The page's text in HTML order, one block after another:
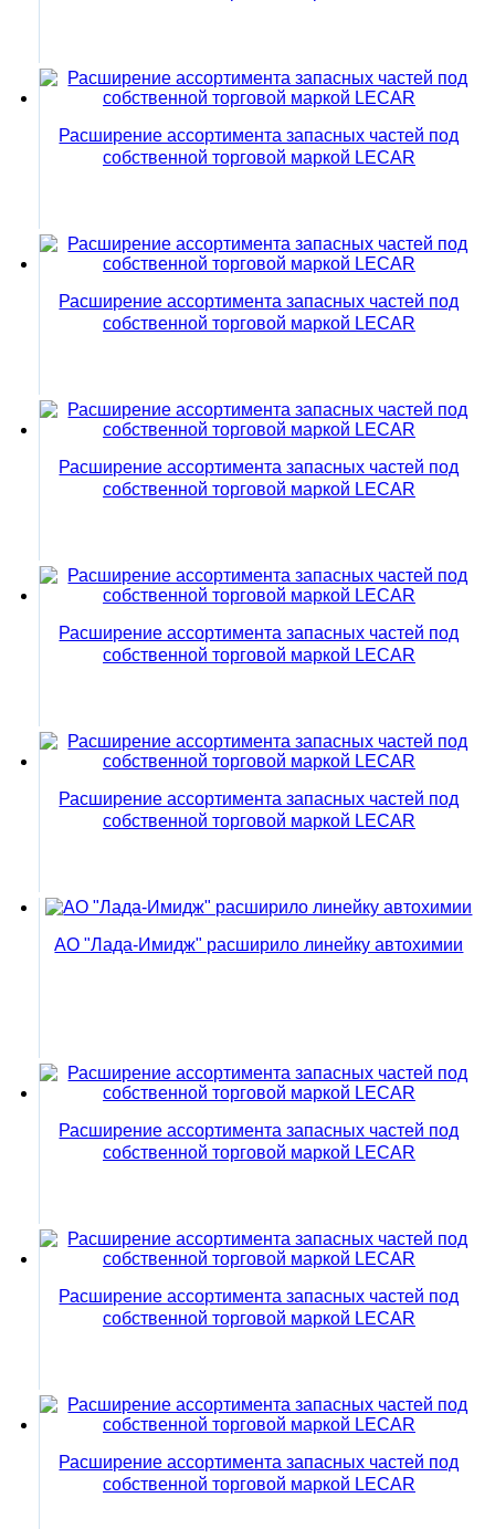
Расширение ассортимента запасных частей под
собственной торговой маркой LECAR
Расширение ассортимента запасных частей под
собственной торговой маркой LECAR
Расширение ассортимента запасных частей под
собственной торговой маркой LECAR
Расширение ассортимента запасных частей под
собственной торговой маркой LECAR
Расширение ассортимента запасных частей под
собственной торговой маркой LECAR
АО "Лада-Имидж" расширило линейку автохимии
Расширение ассортимента запасных частей под
собственной торговой маркой LECAR
Расширение ассортимента запасных частей под
собственной торговой маркой LECAR
Расширение ассортимента запасных частей под
собственной торговой маркой LECAR